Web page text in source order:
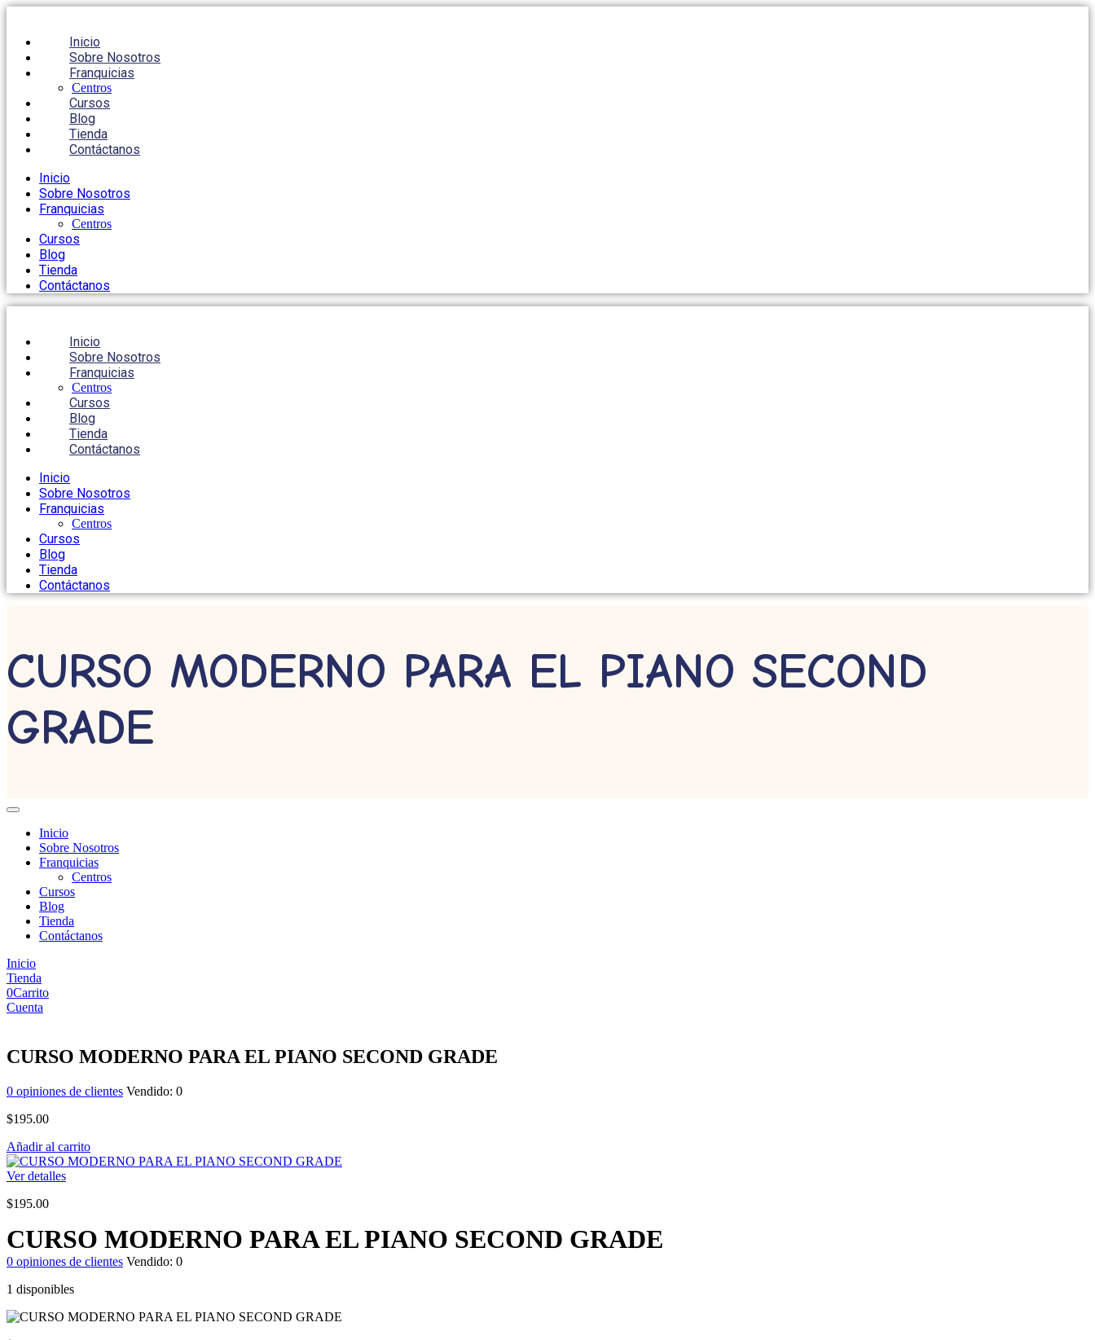
Inicio
Sobre Nosotros
Franquicias
Centros
Cursos
Blog
Tienda
Contáctanos
Inicio
Sobre Nosotros
Franquicias
Centros
Cursos
Blog
Tienda
Contáctanos
Inicio
Sobre Nosotros
Franquicias
Centros
Cursos
Blog
Tienda
Contáctanos
Inicio
Sobre Nosotros
Franquicias
Centros
Cursos
Blog
Tienda
Contáctanos
CURSO MODERNO PARA EL PIANO SECOND
GRADE
Inicio
Sobre Nosotros
Franquicias
Centros
Cursos
Blog
Tienda
Contáctanos
Inicio
Tienda
0Carrito
Cuenta
CURSO MODERNO PARA EL PIANO SECOND GRADE
0 opiniones de clientes Vendido: 0
$195.00
Añadir al carrito
Ver detalles
$195.00
CURSO MODERNO PARA EL PIANO SECOND GRADE
0 opiniones de clientes Vendido: 0
1 disponibles